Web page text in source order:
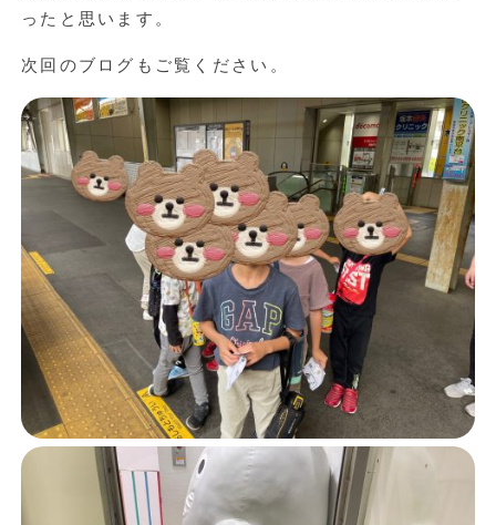
ったと思います。
次回のブログもご覧ください。